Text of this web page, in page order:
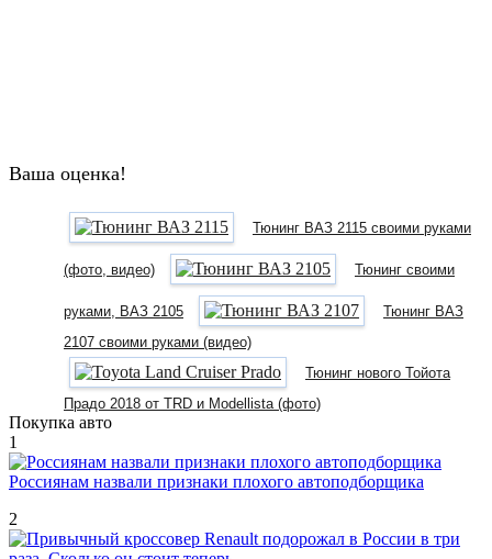
Ваша оценка!
Тюнинг ВАЗ 2115 своими руками
(фото, видео) Тюнинг своими
руками, ВАЗ 2105
Тюнинг ВАЗ
2107 своими руками (видео)
Тюнинг нового Тойота
Прадо 2018 от TRD и Modellista (фото)
Покупка авто
1
Россиянам назвали признаки плохого автоподборщика
2